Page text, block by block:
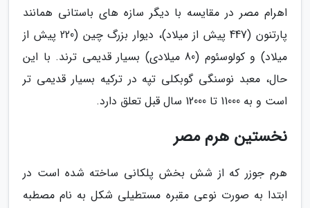
اهرام مصر در مقایسه با دیگر سازه های باستانی همانند
پارتنون (447 پیش از میلاد)، دیوار بزرگ چین (220 پیش از
میلاد) و کولوسئوم (80 میلادی) بسیار قدیمی ترند. با این
حال، معبد نوسنگی گوبکلی تپه در ترکیه بسیار قدیمی تر
است و به 11000 تا 12000 سال قبل تعلق دارد.
نخستین هرم مصر
هرم جوزر که از شش بخش پلکانی ساخته شده است در
ابتدا به صورت نوعی مقبره مستطیلی شکل به نام مصطبه